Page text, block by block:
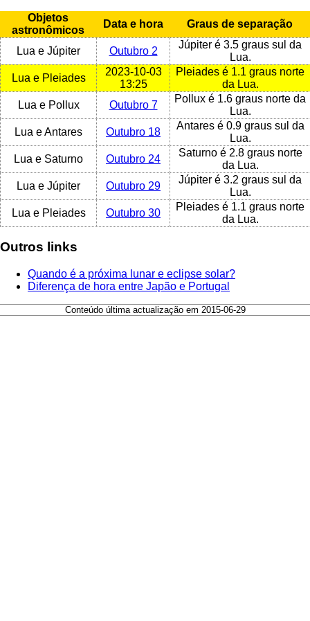
Objetos
astronômicos
Data e hora Graus de separação
Lua e Júpiter Outubro 2
Júpiter é 3.5 graus sul da
Lua.
Lua e Pleiades
2023-10-03
13:25
Pleiades é 1.1 graus norte
da Lua.
Lua e Pollux
Outubro 7
Pollux é 1.6 graus norte da
Lua.
Lua e Antares
Outubro 18
Antares é 0.9 graus sul da
Lua.
Lua e Saturno
Outubro 24
Saturno é 2.8 graus norte
da Lua.
Lua e Júpiter
Outubro 29
Júpiter é 3.2 graus sul da
Lua.
Lua e Pleiades
Outubro 30
Pleiades é 1.1 graus norte
da Lua.
Outros links
Quando é a próxima lunar e eclipse solar?
Diferença de hora entre Japão e Portugal
Conteúdo última actualização em 2015-06-29